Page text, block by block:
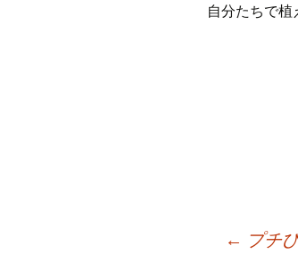
自分たちで
Post
← プチ